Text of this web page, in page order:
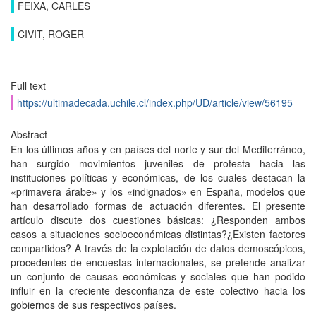
FEIXA, CARLES
CIVIT, ROGER
Full text
https://ultimadecada.uchile.cl/index.php/UD/article/view/56195
Abstract
En los últimos años y en países del norte y sur del Mediterráneo,
han surgido movimientos juveniles de protesta hacia las
instituciones políticas y económicas, de los cuales destacan la
«primavera árabe» y los «indignados» en España, modelos que
han desarrollado formas de actuación diferentes. El presente
artículo discute dos cuestiones básicas: ¿Responden ambos
casos a situaciones socioeconómicas distintas?¿Existen factores
compartidos? A través de la explotación de datos demoscópicos,
procedentes de encuestas internacionales, se pretende analizar
un conjunto de causas económicas y sociales que han podido
influir en la creciente desconfianza de este colectivo hacia los
gobiernos de sus respectivos países.